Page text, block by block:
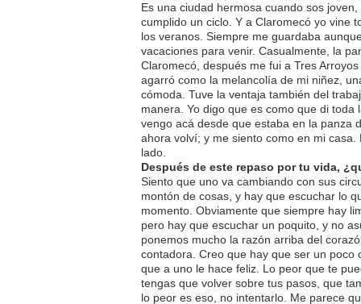
Es una ciudad hermosa cuando sos
cumplido un ciclo. Y a Claromecó yo vine
los veranos. Siempre me guardaba
vacaciones para venir. Casualmente, la
Claromecó, después me fui a Tres
agarró como la melancolía de mi niñez,
cómoda. Tuve la ventaja también del
manera. Yo digo que es como que di
vengo acá desde que estaba en la panza
ahora volví; y me siento como en mi
lado.
Después de este repaso por tu vida,
Siento que uno va cambiando con sus
montón de cosas, y hay que escuchar lo
momento. Obviamente que siempre hay
pero hay que escuchar un poquito, y no
ponemos mucho la razón arriba del
contadora. Creo que hay que ser un poco
que a uno le hace feliz. Lo peor que te
tengas que volver sobre tus pasos, que
lo peor es eso, no intentarlo. Me parece